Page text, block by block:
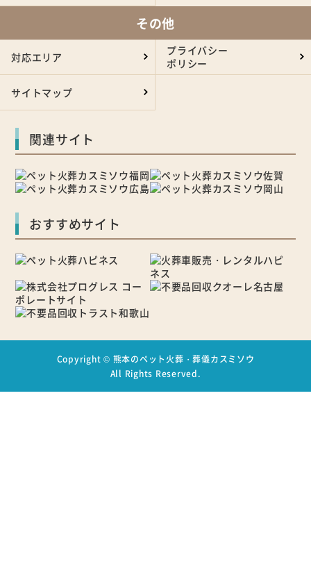
その他
対応エリア
プライバシー
ポリシー
サイトマップ
関連サイト
おすすめサイト
Copyright © 熊本のペット火葬・葬儀カスミソウ
All Rights Reserved.